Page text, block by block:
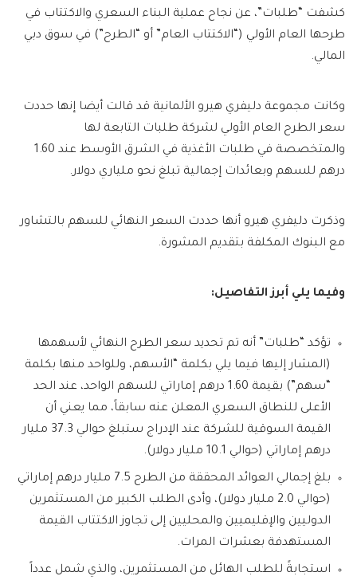
كشفت “طلبات”، عن نجاح عملية البناء السعري والاكتتاب في
طرحها العام الأولي (“الاكتتاب العام” أو “الطرح”) في سوق دبي
المالي.
وكانت مجموعة دليفري هيرو الألمانية قد قالت أيضا إنها حددت
سعر الطرح العام الأولي لشركة طلبات التابعة لها
والمتخصصة في طلبات الأغذية في الشرق الأوسط عند 1.60
درهم للسهم وبعائدات إجمالية تبلغ نحو ملياري دولار.
وذكرت دليفري هيرو أنها حددت السعر النهائي للسهم بالتشاور
مع البنوك المكلفة بتقديم المشورة.
وفيما يلي أبرز التفاصيل:
تؤكد “طلبات” أنه تم تحديد سعر الطرح النهائي لأسهمها
(المشار إليها فيما يلي بكلمة “الأسهم، وللواحد منها بكلمة
“سهم”) بقيمة 1.60 درهم إماراتي للسهم الواحد، عند الحد
الأعلى للنطاق السعري المعلن عنه سابقاً، مما يعني أن
القيمة السوقية للشركة عند الإدراج ستبلغ حوالي 37.3 مليار
درهم إماراتي (حوالي 10.1 مليار دولار).
بلغ إجمالي العوائد المحققة من الطرح 7.5 مليار درهم إماراتي
(حوالي 2.0 مليار دولار)، وأدى الطلب الكبير من المستثمرين
الدوليين والإقليميين والمحليين إلى تجاوز الاكتتاب القيمة
المستهدفة بعشرات المرات.
استجابةً للطلب الهائل من المستثمرين، والذي شمل عدداً